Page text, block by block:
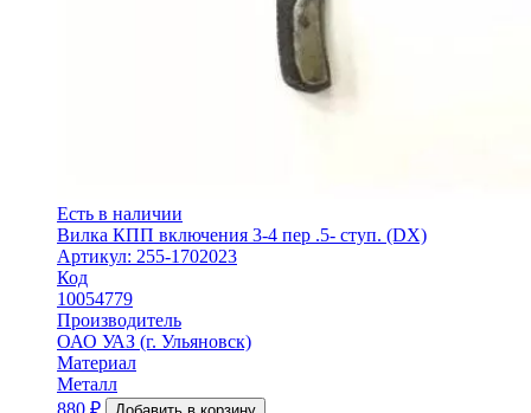
Есть в наличии
Вилка КПП включения 3-4 пер .5- ступ. (DX)
Артикул: 255-1702023
Код
10054779
Производитель
ОАО УАЗ (г. Ульяновск)
Материал
Металл
880 ₽
Добавить в корзину